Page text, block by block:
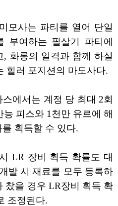
모사는 파티를 열어 단일
부여하는 필살기 파티에
화롱의 일격과 함께 하실
힐러 포지션의 마도사다.
에서는 계정 당 최대 2회
능 피스와 1천만 유르에 해
획득할 수 있다.
LR 장비 획득 확률도 대
발 시 재료를 모두 등록하
찼을 경우 LR장비 획득 확
조정된다.